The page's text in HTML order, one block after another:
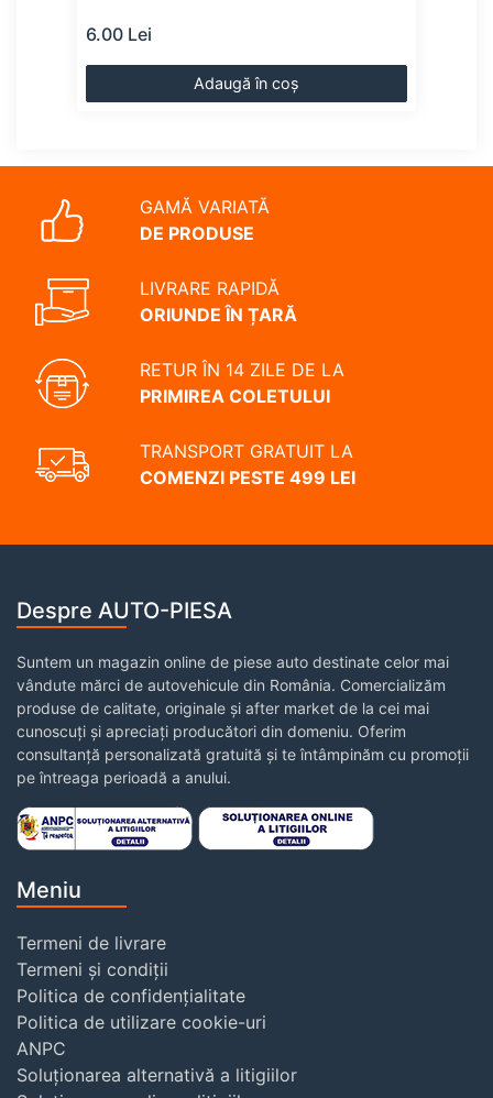
6.00 Lei
Adaugă în coș
GAMĂ VARIATĂ
DE PRODUSE
LIVRARE RAPIDĂ
ORIUNDE ÎN ȚARĂ
RETUR ÎN 14 ZILE DE LA
PRIMIREA COLETULUI
TRANSPORT GRATUIT LA
COMENZI PESTE 499 LEI
Despre AUTO-PIESA
Suntem un magazin online de piese auto destinate celor mai
vândute mărci de autovehicule din România. Comercializăm
produse de calitate, originale și after market de la cei mai
cunoscuți și apreciați producători din domeniu. Oferim
consultanță personalizată gratuită și te întâmpinăm cu promoții
pe întreaga perioadă a anului.
Meniu
Termeni de livrare
Termeni și condiții
Politica de confidențialitate
Politica de utilizare cookie-uri
ANPC
Soluționarea alternativă a litigiilor